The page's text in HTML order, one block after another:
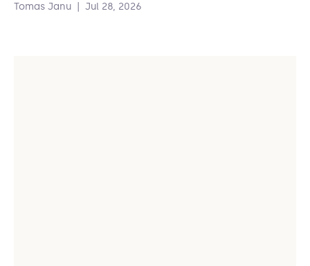
Tomas Janu Jul 28, 2026